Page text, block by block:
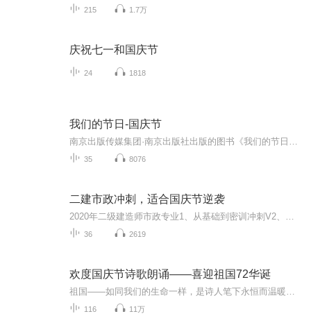
215 1.7万
庆祝七一和国庆节
24 1818
我们的节日-国庆节
35 8076
二建市政冲刺，适合国庆节逆袭
36 2619
欢度国庆节诗歌朗诵——喜迎祖国72华诞
116 11万